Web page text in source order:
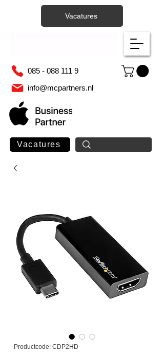
085 - 088 111 9
info@mcpartners.nl
Vacatures
Vacatures
Productcode: CDP2HD